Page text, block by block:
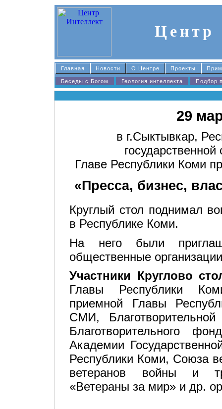
Главная Новости О Центре Проекты
Беседы с Богом Геология интеллекта Подбор
29
в г.Сыктывкар,
Главе Республики Коми
«Пресса, бизнес,
Круглый стол поднимал
в Республике Коми.
На него были
общественные
Участники Круглово
Главы Республики
приемной Главы
СМИ, Благотворительной
Благотворительного
Академии
Республики Коми, Союза
ветеранов войны и
«Ветераны за мир» и др.